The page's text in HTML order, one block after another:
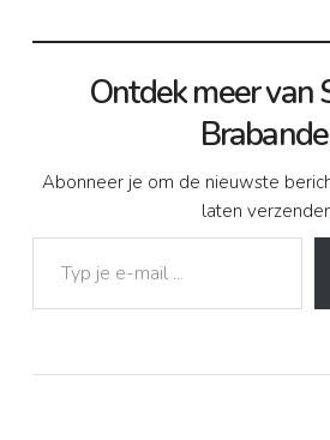
Ontdek meer van
Abonneer je om de nieuwste
laten
Typ je e-mail ...